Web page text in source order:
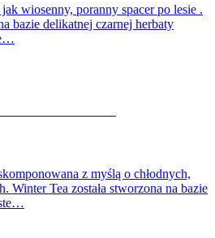
wiosenny, poranny spacer po lesie .
bazie delikatnej czarnej herbaty
z myślą o chłodnych,
Winter Tea została stworzona na bazie